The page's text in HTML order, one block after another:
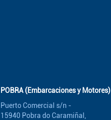
POBRA (Embarcaciones y Motores)
Puerto Comercial s/n -
15940 Pobra do Caramiñal,